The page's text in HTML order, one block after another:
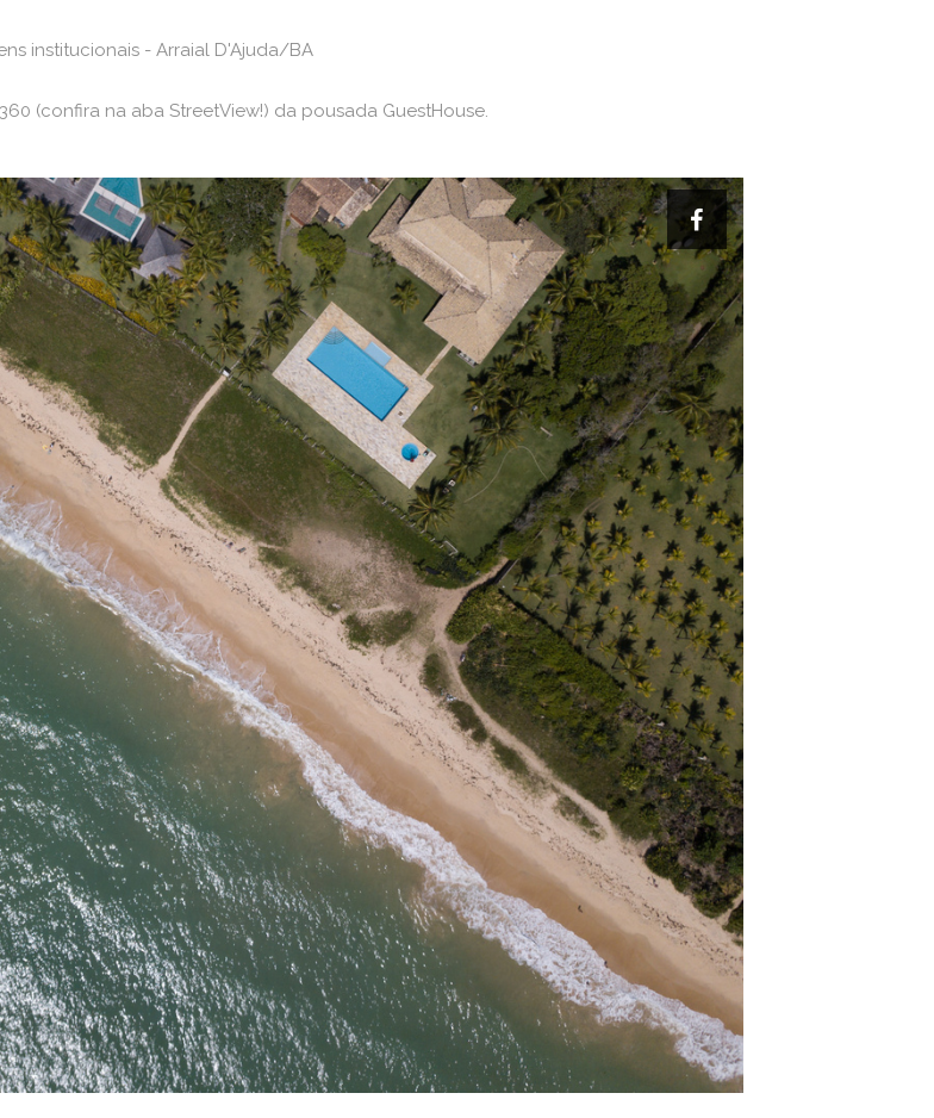
institucionais - Arraial D'Ajuda/BA
(confira na aba StreetView!) da pousada GuestHouse.